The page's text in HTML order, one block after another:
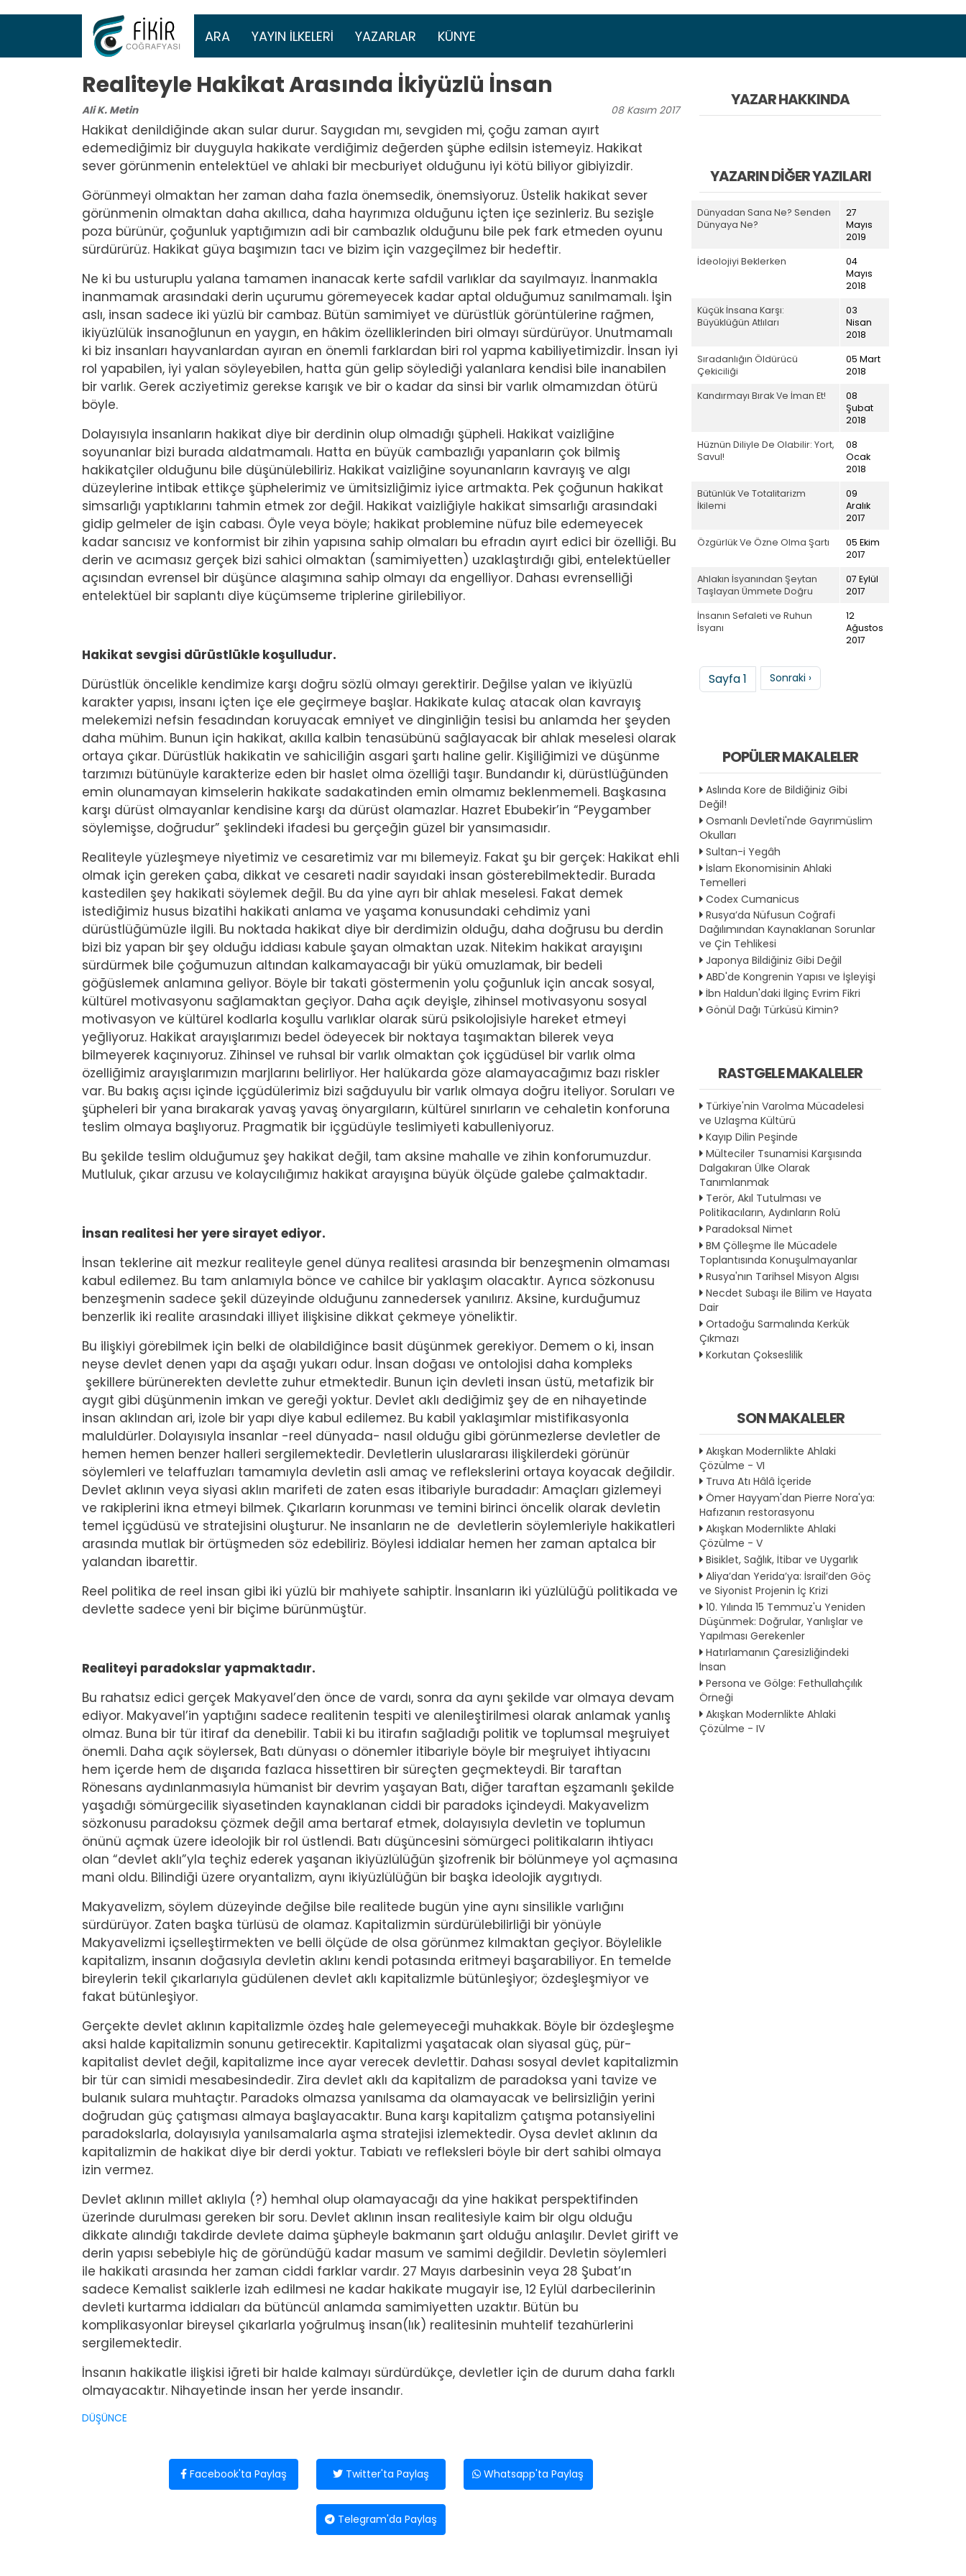
Ana gezinti menüsü
ARA YAYIN İLKELERI YAZARLAR KÜNYE
Realiteyle Hakikat Arasında İkiyüzlü İnsan
Ali K. Metin 08 Kasım 2017
Hakikat denildiğinde akan sular durur. Saygıdan mı, sevgiden mi, çoğu zaman ayırt
edemediğimiz bir duyguyla hakikate verdiğimiz değerden şüphe edilsin istemeyiz. Hakikat
sever görünmenin entelektüel ve ahlaki bir mecburiyet olduğunu iyi kötü biliyor gibiyizdir.
Görünmeyi olmaktan her zaman daha fazla önemsedik, önemsiyoruz. Üstelik hakikat sever
görünmenin olmaktan daha akıllıca, daha hayrımıza olduğunu içten içe sezinleriz. Bu sezişle
poza bürünür, çoğunluk yaptığımızın adi bir cambazlık olduğunu bile pek fark etmeden oyunu
sürdürürüz. Hakikat güya başımızın tacı ve bizim için vazgeçilmez bir hedeftir.
Ne ki bu usturuplu yalana tamamen inanacak kerte safdil varlıklar da sayılmayız. İnanmakla
inanmamak arasındaki derin uçurumu göremeyecek kadar aptal olduğumuz sanılmamalı. İşin
aslı, insan sadece iki yüzlü bir cambaz. Bütün samimiyet ve dürüstlük görüntülerine rağmen,
ikiyüzlülük insanoğlunun en yaygın, en hâkim özelliklerinden biri olmayı sürdürüyor. Unutmamalı
ki biz insanları hayvanlardan ayıran en önemli farklardan biri rol yapma kabiliyetimizdir. İnsan iyi
rol yapabilen, iyi yalan söyleyebilen, hatta gün gelip söylediği yalanlara kendisi bile inanabilen
bir varlık. Gerek acziyetimiz gerekse karışık ve bir o kadar da sinsi bir varlık olmamızdan ötürü
böyle.
Dolayısıyla insanların hakikat diye bir derdinin olup olmadığı şüpheli. Hakikat vaizliğine
soyunanlar bizi burada aldatmamalı. Hatta en büyük cambazlığı yapanların çok bilmiş
hakikatçiler olduğunu bile düşünülebiliriz. Hakikat vaizliğine soyunanların kavrayış ve algı
düzeylerine intibak ettikçe şüphelerimiz ve ümitsizliğimiz iyice artmakta. Pek çoğunun hakikat
simsarlığı yaptıklarını tahmin etmek zor değil. Hakikat vaizliğiyle hakikat simsarlığı arasındaki
gidip gelmeler de işin cabası. Öyle veya böyle; hakikat problemine nüfuz bile edemeyecek
kadar sancısız ve konformist bir zihin yapısına sahip olmaları bu efradın ayırt edici bir özelliği. Bu
derin ve acımasız gerçek bizi sahici olmaktan (samimiyetten) uzaklaştırdığı gibi, entelektüeller
açısından evrensel bir düşünce alaşımına sahip olmayı da engelliyor. Dahası evrenselliği
entelektüel bir saplantı diye küçümseme triplerine girilebiliyor.
Hakikat sevgisi dürüstlükle koşulludur.
Dürüstlük öncelikle kendimize karşı doğru sözlü olmayı gerektirir. Değilse yalan ve ikiyüzlü
karakter yapısı, insanı içten içe ele geçirmeye başlar. Hakikate kulaç atacak olan kavrayış
melekemizi nefsin fesadından koruyacak emniyet ve dinginliğin tesisi bu anlamda her şeyden
daha mühim. Bunun için hakikat, akılla kalbin tenasübünü sağlayacak bir ahlak meselesi olarak
ortaya çıkar. Dürüstlük hakikatin ve sahiciliğin asgari şartı haline gelir. Kişiliğimizi ve düşünme
tarzımızı bütünüyle karakterize eden bir haslet olma özelliği taşır. Bundandır ki, dürüstlüğünden
emin olunamayan kimselerin hakikate sadakatinden emin olmamız beklenmemeli. Başkasına
karşı dürüst olmayanlar kendisine karşı da dürüst olamazlar. Hazret Ebubekir’in “Peygamber
söylemişse, doğrudur” şeklindeki ifadesi bu gerçeğin güzel bir yansımasıdır.
Realiteyle yüzleşmeye niyetimiz ve cesaretimiz var mı bilemeyiz. Fakat şu bir gerçek: Hakikat ehli
olmak için gereken çaba, dikkat ve cesareti nadir sayıdaki insan gösterebilmektedir. Burada
kastedilen şey hakikati söylemek değil. Bu da yine ayrı bir ahlak meselesi. Fakat demek
istediğimiz husus bizatihi hakikati anlama ve yaşama konusundaki cehdimiz yani
dürüstlüğümüzle ilgili. Bu noktada hakikat diye bir derdimizin olduğu, daha doğrusu bu derdin
bizi biz yapan bir şey olduğu iddiası kabule şayan olmaktan uzak. Nitekim hakikat arayışını
sürdürmek bile çoğumuzun altından kalkamayacağı bir yükü omuzlamak, bir bedeli
göğüslemek anlamına geliyor. Böyle bir takati göstermenin yolu çoğunluk için ancak sosyal,
kültürel motivasyonu sağlamaktan geçiyor. Daha açık deyişle, zihinsel motivasyonu sosyal
motivasyon ve kültürel kodlarla koşullu varlıklar olarak sürü psikolojisiyle hareket etmeyi
yeğliyoruz. Hakikat arayışlarımızı bedel ödeyecek bir noktaya taşımaktan bilerek veya
bilmeyerek kaçınıyoruz. Zihinsel ve ruhsal bir varlık olmaktan çok içgüdüsel bir varlık olma
özelliğimiz arayışlarımızın marjlarını belirliyor. Her halükarda göze alamayacağımız bazı riskler
var. Bu bakış açısı içinde içgüdülerimiz bizi sağduyulu bir varlık olmaya doğru iteliyor. Soruları ve
şüpheleri bir yana bırakarak yavaş yavaş önyargıların, kültürel sınırların ve cehaletin konforuna
teslim olmaya başlıyoruz. Pragmatik bir içgüdüyle teslimiyeti kabulleniyoruz.
Bu şekilde teslim olduğumuz şey hakikat değil, tam aksine mahalle ve zihin konforumuzdur.
Mutluluk, çıkar arzusu ve kolaycılığımız hakikat arayışına büyük ölçüde galebe çalmaktadır.
İnsan realitesi her yere sirayet ediyor.
İnsan teklerine ait mezkur realiteyle genel dünya realitesi arasında bir benzeşmenin olmaması
kabul edilemez. Bu tam anlamıyla bönce ve cahilce bir yaklaşım olacaktır. Ayrıca sözkonusu
benzeşmenin sadece şekil düzeyinde olduğunu zannedersek yanılırız. Aksine, kurduğumuz
benzerlik iki realite arasındaki illiyet ilişkisine dikkat çekmeye yöneliktir.
Bu ilişkiyi görebilmek için belki de olabildiğince basit düşünmek gerekiyor. Demem o ki, insan
neyse devlet denen yapı da aşağı yukarı odur. İnsan doğası ve ontolojisi daha kompleks
şekillere bürünerekten devlette zuhur etmektedir. Bunun için devleti insan üstü, metafizik bir
aygıt gibi düşünmenin imkan ve gereği yoktur. Devlet aklı dediğimiz şey de en nihayetinde
insan aklından ari, izole bir yapı diye kabul edilemez. Bu kabil yaklaşımlar mistifikasyonla
maluldürler. Dolayısıyla insanlar -reel dünyada- nasıl olduğu gibi görünmezlerse devletler de
hemen hemen benzer halleri sergilemektedir. Devletlerin uluslararası ilişkilerdeki görünür
söylemleri ve telaffuzları tamamıyla devletin asli amaç ve reflekslerini ortaya koyacak değildir.
Devlet aklının veya siyasi aklın marifeti de zaten esas itibariyle buradadır: Amaçları gizlemeyi
ve rakiplerini ikna etmeyi bilmek. Çıkarların korunması ve temini birinci öncelik olarak devletin
temel içgüdüsü ve stratejisini oluşturur. Ne insanların ne de devletlerin söylemleriyle hakikatleri
arasında mutlak bir örtüşmeden söz edebiliriz. Böylesi iddialar hemen her zaman aptalca bir
yalandan ibarettir.
Reel politika de reel insan gibi iki yüzlü bir mahiyete sahiptir. İnsanların iki yüzlülüğü politikada ve
devlette sadece yeni bir biçime bürünmüştür.
Realiteyi paradokslar yapmaktadır.
Bu rahatsız edici gerçek Makyavel’den önce de vardı, sonra da aynı şekilde var olmaya devam
ediyor. Makyavel’in yaptığını sadece realitenin tespiti ve alenileştirilmesi olarak anlamak yanlış
olmaz. Buna bir tür itiraf da denebilir. Tabii ki bu itirafın sağladığı politik ve toplumsal meşruiyet
önemli. Daha açık söylersek, Batı dünyası o dönemler itibariyle böyle bir meşruiyet ihtiyacını
hem içerde hem de dışarıda fazlaca hissettiren bir süreçten geçmekteydi. Bir taraftan
Rönesans aydınlanmasıyla hümanist bir devrim yaşayan Batı, diğer taraftan eşzamanlı şekilde
yaşadığı sömürgecilik siyasetinden kaynaklanan ciddi bir paradoks içindeydi. Makyavelizm
sözkonusu paradoksu çözmek değil ama bertaraf etmek, dolayısıyla devletin ve toplumun
önünü açmak üzere ideolojik bir rol üstlendi. Batı düşüncesini sömürgeci politikaların ihtiyacı
olan “devlet aklı”yla teçhiz ederek yaşanan ikiyüzlülüğün şizofrenik bir bölünmeye yol açmasına
mani oldu. Bilindiği üzere oryantalizm, aynı ikiyüzlülüğün bir başka ideolojik aygıtıydı.
Makyavelizm, söylem düzeyinde değilse bile realitede bugün yine aynı sinsilikle varlığını
sürdürüyor. Zaten başka türlüsü de olamaz. Kapitalizmin sürdürülebilirliği bir yönüyle
Makyavelizmi içselleştirmekten ve belli ölçüde de olsa görünmez kılmaktan geçiyor. Böylelikle
kapitalizm, insanın doğasıyla devletin aklını kendi potasında eritmeyi başarabiliyor. En temelde
bireylerin tekil çıkarlarıyla güdülenen devlet aklı kapitalizmle bütünleşiyor; özdeşleşmiyor ve
fakat bütünleşiyor.
Gerçekte devlet aklının kapitalizmle özdeş hale gelemeyeceği muhakkak. Böyle bir özdeşleşme
aksi halde kapitalizmin sonunu getirecektir. Kapitalizmi yaşatacak olan siyasal güç, pür-
kapitalist devlet değil, kapitalizme ince ayar verecek devlettir. Dahası sosyal devlet kapitalizmin
bir tür can simidi mesabesindedir. Zira devlet aklı da kapitalizm de paradoksa yani tavize ve
bulanık sulara muhtaçtır. Paradoks olmazsa yanılsama da olamayacak ve belirsizliğin yerini
doğrudan güç çatışması almaya başlayacaktır. Buna karşı kapitalizm çatışma potansiyelini
paradokslarla, dolayısıyla yanılsamalarla aşma stratejisi izlemektedir. Oysa devlet aklının da
kapitalizmin de hakikat diye bir derdi yoktur. Tabiatı ve refleksleri böyle bir dert sahibi olmaya
izin vermez.
Devlet aklının millet aklıyla (?) hemhal olup olamayacağı da yine hakikat perspektifinden
üzerinde durulması gereken bir soru. Devlet aklının insan realitesiyle kaim bir olgu olduğu
dikkate alındığı takdirde devlete daima şüpheyle bakmanın şart olduğu anlaşılır. Devlet girift ve
derin yapısı sebebiyle hiç de göründüğü kadar masum ve samimi değildir. Devletin söylemleri
ile hakikati arasında her zaman ciddi farklar vardır. 27 Mayıs darbesinin veya 28 Şubat’ın
sadece Kemalist saiklerle izah edilmesi ne kadar hakikate mugayir ise, 12 Eylül darbecilerinin
devleti kurtarma iddiaları da bütüncül anlamda samimiyetten uzaktır. Bütün bu
komplikasyonlar bireysel çıkarlarla yoğrulmuş insan(lık) realitesinin muhtelif tezahürlerini
sergilemektedir.
İnsanın hakikatle ilişkisi iğreti bir halde kalmayı sürdürdükçe, devletler için de durum daha farklı
olmayacaktır. Nihayetinde insan her yerde insandır.
DÜŞÜNCE
Facebook'ta Paylaş Twitter'ta Paylaş Whatsapp'ta Paylaş
Telegram'da Paylaş
YAZAR HAKKINDA
YAZARIN DIĞER YAZILARI
Dünyadan Sana Ne? Senden
Dünyaya Ne?
27
Mayıs
2019
İdeolojiyi Beklerken
04
Mayıs
2018
Küçük İnsana Karşı:
Büyüklüğün Atlıları
03
Nisan
2018
Sıradanlığın Öldürücü
Çekiciliği
05 Mart
2018
Kandırmayı Bırak Ve İman Et!
08
Şubat
2018
Hüznün Diliyle De Olabilir: Yort,
Savul!
08
Ocak
2018
Bütünlük Ve Totalitarizm
İkilemi
09
Aralık
2017
Özgürlük Ve Özne Olma Şartı
05 Ekim
2017
Ahlakın İsyanından Şeytan
Taşlayan Ümmete Doğru
07 Eylül
2017
İnsanın Sefaleti ve Ruhun
İsyanı
12
Ağustos
2017
Sayfalama
Sayfa 1 Sonraki sayfa
Sonraki ›
POPÜLER MAKALELER
Aslında Kore de Bildiğiniz Gibi
Değil!
Osmanlı Devleti'nde Gayrımüslim
Okulları
Sultan-i Yegâh
İslam Ekonomisinin Ahlaki
Temelleri
Codex Cumanicus
Rusya’da Nüfusun Coğrafi
Dağılımından Kaynaklanan Sorunlar
ve Çin Tehlikesi
Japonya Bildiğiniz Gibi Değil
ABD'de Kongrenin Yapısı ve İşleyişi
İbn Haldun'daki İlginç Evrim Fikri
Gönül Dağı Türküsü Kimin?
RASTGELE MAKALELER
Türkiye'nin Varolma Mücadelesi
ve Uzlaşma Kültürü
Kayıp Dilin Peşinde
Mülteciler Tsunamisi Karşısında
Dalgakıran Ülke Olarak
Tanımlanmak
Terör, Akıl Tutulması ve
Politikacıların, Aydınların Rolü
Paradoksal Nimet
BM Çölleşme İle Mücadele
Toplantısında Konuşulmayanlar
Rusya'nın Tarihsel Misyon Algısı
Necdet Subaşı ile Bilim ve Hayata
Dair
Ortadoğu Sarmalında Kerkük
Çıkmazı
Korkutan Çokseslilik
SON MAKALELER
Akışkan Modernlikte Ahlaki
Çözülme - VI
Truva Atı Hâlâ İçeride
Ömer Hayyam'dan Pierre Nora'ya:
Hafızanın restorasyonu
Akışkan Modernlikte Ahlaki
Çözülme - V
Bisiklet, Sağlık, İtibar ve Uygarlık
Aliya’dan Yerida’ya: İsrail’den Göç
ve Siyonist Projenin İç Krizi
10. Yılında 15 Temmuz'u Yeniden
Düşünmek: Doğrular, Yanlışlar ve
Yapılması Gerekenler
Hatırlamanın Çaresizliğindeki
İnsan
Persona ve Gölge: Fethullahçılık
Örneği
Akışkan Modernlikte Ahlaki
Çözülme - IV